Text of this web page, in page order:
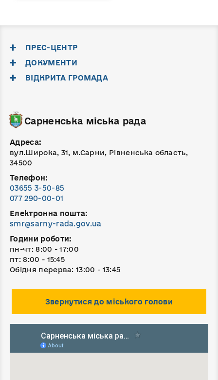
ПРЕС-ЦЕНТР
ДОКУМЕНТИ
ВІДКРИТА ГРОМАДА
Сарненська міська рада
Адреса:
вул.Широка, 31, м.Сарни, Рівненська область,
34500
Телефон:
03655 3-50-85
077 290-00-01
Електронна пошта:
smr@sarny-rada.gov.ua
Години роботи:
пн-чт: 8:00 - 17:00
пт: 8:00 - 15:45
Обідня перерва: 13:00 - 13:45
Звернутися до міського голови